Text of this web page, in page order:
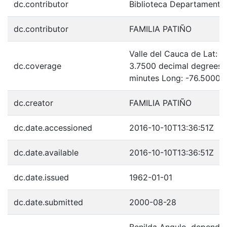
dc.contributor Biblioteca
dc.contributor FAMILIA PATIÑO
dc.coverage
Valle del Cauca de Lat:
3.7500 decimal degrees
minutes Long: -76.5000
dc.creator FAMILIA PATIÑO
dc.date.accessioned 2016-10-10T13:36:51Z
dc.date.available 2016-10-10T13:36:51Z
dc.date.issued 1962-01-01
dc.date.submitted 2000-08-28